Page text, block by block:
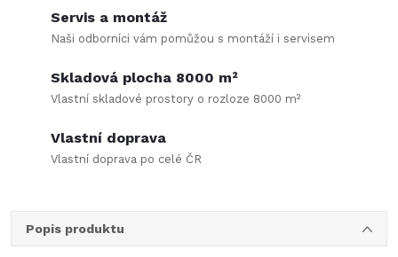
Servis a montáž
Naši odborníci vám pomůžou s montáží i servisem
Skladová plocha 8000 m²
Vlastní skladové prostory o rozloze 8000 m²
Vlastní doprava
Vlastní doprava po celé ČR
Popis produktu